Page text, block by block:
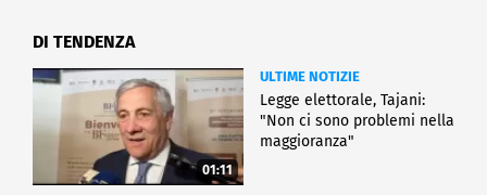
DI TENDENZA
01:11
ULTIME NOTIZIE
Legge elettorale, Tajani:
"Non ci sono problemi nella
maggioranza"